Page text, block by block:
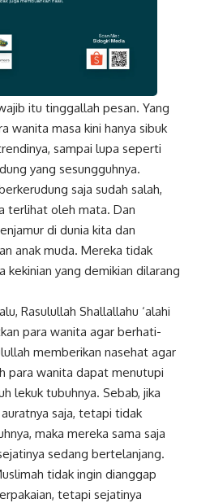
itu tinggallah pesan. Yang
wanita masa kini hanya sibuk
sampai lupa seperti
yang sesungguhnya.
saja sudah salah,
terlihat oleh mata. Dan
di dunia kita dan
anak muda. Mereka tidak
kekinian yang demikian dilarang
Rasulullah Shallallahu ‘alahi
para wanita agar berhati-
memberikan nasehat agar
para wanita dapat menutupi
lekuk tubuhnya. Sebab, jika
saja, tetapi tidak
maka mereka sama saja
sedang bertelanjang.
tidak ingin dianggap
tetapi sejatinya